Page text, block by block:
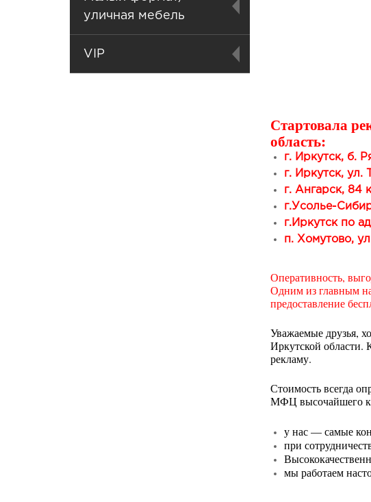
уличная мебель
VIP
Стартовала
область:
г. Иркутск, б.
г. Иркутск, ул.
г. Ангарск, 84
г.Усолье-
г.Иркутск по
п. Хомутово,
Оперативность,
Одним из главным
предоставление
Уважаемые друзья,
Иркутской области.
рекламу.
Стоимость всегда
МФЦ высочайшего
у нас — самые
при
мы работаем